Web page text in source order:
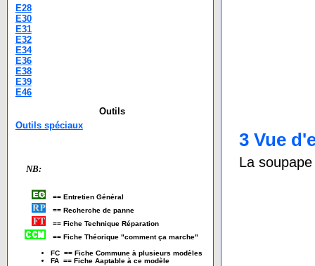
E28
E30
E31
E32
E34
E36
E38
E39
E46
Outils
Outils spéciaux
NB:
== Entretien Général
== Recherche de panne
== Fiche Technique Réparation
== Fiche Théorique "comment ça marche"
FC == Fiche Commune à plusieurs modèles
FA == Fiche Aaptable à ce modèle
3 Vue
La